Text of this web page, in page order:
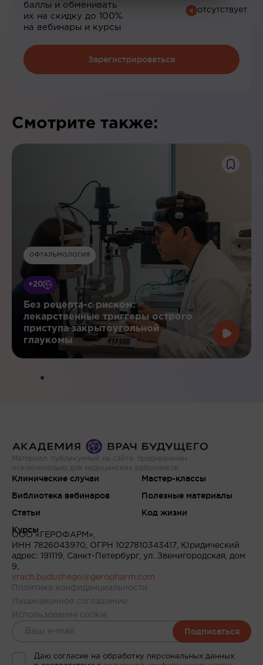
баллы и обменивать
их на скидку до 100%
на вебинары и курсы
Зарегистрироваться
Смотрите также:
ОФТАЛЬМОЛОГИЯ
+20
Без рецепта-с риском:
лекарственные триггеры острого
приступа закрытоугольной
глаукомы
Материал, публикуемый на сайте, предназначен
исключительно для медицинских работников
Клинические случаи
Библиотека вебинаров
Статьи
Курсы
Мастер-классы
Полезные материалы
Код жизни
ООО «ГЕРОФАРМ»,
ИНН 7826043970, ОГРН 1027810343417, Юридический
адрес: 191119, Санкт-Петербург, ул. Звенигородская, дом
9,
vrach.budushego@geropharm.com
Политика конфиденциальности
Лицензионное соглашение
Использование cookie
Подписаться
Даю согласие на обработку персональных данных